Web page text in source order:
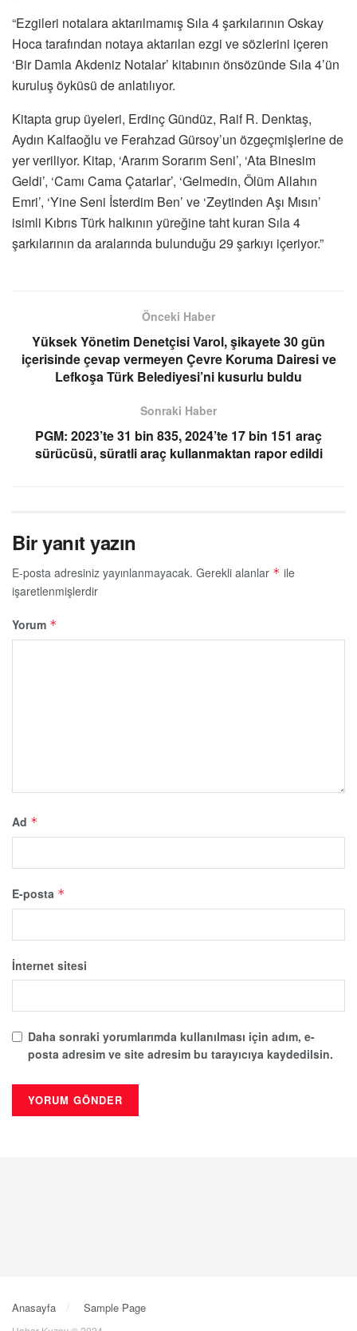
“Ezgileri notalara aktarılmamış Sıla 4 şarkılarının Oskay
Hoca tarafından notaya aktarılan ezgi ve sözlerini içeren
‘Bir Damla Akdeniz Notalar’ kitabının önsözünde Sıla 4’ün
kuruluş öyküsü de anlatılıyor.
Kitapta grup üyeleri, Erdinç Gündüz, Raif R. Denktaş,
Aydın Kalfaoğlu ve Ferahzad Gürsoy’un özgeçmişlerine de
yer veriliyor. Kitap, ‘Ararım Sorarım Seni’, ‘Ata Binesim
Geldi’, ‘Camı Cama Çatarlar’, ‘Gelmedin, Ölüm Allahın
Emri’, ‘Yine Seni İsterdim Ben’ ve ‘Zeytinden Aşı Mısın’
isimli Kıbrıs Türk halkının yüreğine taht kuran Sıla 4
şarkılarının da aralarında bulunduğu 29 şarkıyı içeriyor.”
Önceki Haber
Yüksek Yönetim Denetçisi Varol, şikayete 30 gün
içerisinde çevap vermeyen Çevre Koruma Dairesi ve
Lefkoşa Türk Belediyesi’ni kusurlu buldu
Sonraki Haber
PGM: 2023’te 31 bin 835, 2024’te 17 bin 151 araç
sürücüsü, süratli araç kullanmaktan rapor edildi
Bir yanıt yazın
E-posta adresiniz yayınlanmayacak. Gerekli alanlar * ile
işaretlenmişlerdir
Yorum *
Ad *
E-posta *
İnternet sitesi
Daha sonraki yorumlarımda kullanılması için adım, e-
posta adresim ve site adresim bu tarayıcıya kaydedilsin.
Anasayfa Sample Page